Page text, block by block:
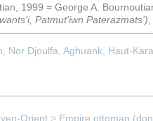
1999 = George A.
Patmut'iwn Paterazmats')
Nor Djoulfa Aghuank Haut-
Orient > Empire ottoman